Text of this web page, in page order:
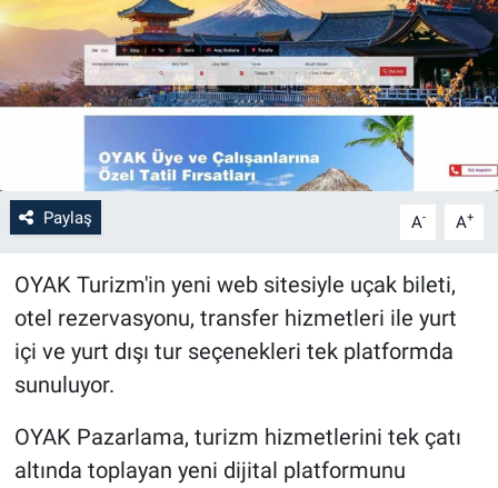
Paylaş A- A+
OYAK Turizm'in yeni web sitesiyle uçak bileti,
otel rezervasyonu, transfer hizmetleri ile yurt
içi ve yurt dışı tur seçenekleri tek platformda
sunuluyor.
OYAK Pazarlama, turizm hizmetlerini tek çatı
altında toplayan yeni dijital platformunu